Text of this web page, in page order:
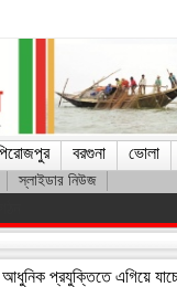
বরগুনা ভোলা
স্লাইডার নিউজ
আধুনিক প্রযুক্তিতে এগিয়ে